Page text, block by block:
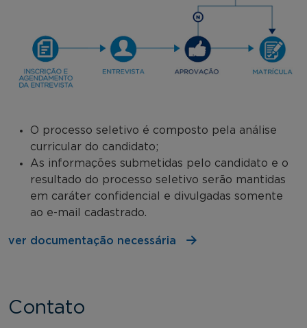
O processo seletivo é composto pela análise
curricular do candidato;
As informações submetidas pelo candidato e o
resultado do processo seletivo serão mantidas
em caráter confidencial e divulgadas somente
ao e-mail cadastrado.
ver documentação necessária
Contato